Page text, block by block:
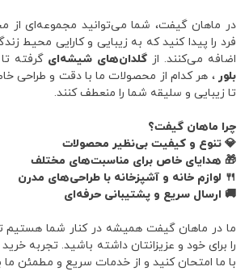
در ماهان گیفت، شما می‌توانید مجموعه‌ای از
فرد را پیدا کنید که به زیبایی و کارایی محیط
اضافه می‌کنند. از گلدان‌های شیشه‌ایگرفته
بلور، هر کدام از محصولات ما با دقت و طراحی
تا زیبایی و سلیقه شما را منعطف کنند.
چرا ماهان گیفت؟
💎 تنوع و کیفیت بی‌نظیر محصولات
🎁 هدایای خاص برای مناسبت‌های مختلف
🍴 لوازم خانه و آشپزخانه با طراحی‌های مدرن
🚚 ارسال سریع و پشتیبانی حرفه‌ای
ما در ماهان گیفت همیشه در کنار شما هستیم
را برای خود و عزیزانتان داشته باشید. تجربه
با ما امتحان کنید و از خدمات سریع و مطمئن ما